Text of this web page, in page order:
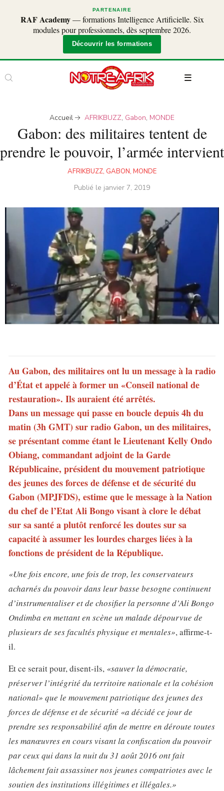
PARTENAIRE
RAF Academy— formations Intelligence Artificielle. Six
modules pour professionnels, dès septembre 2026.
Découvrir les formations
Accueil AFRIKBUZZ, Gabon, MONDE
Gabon: des militaires tentent de
prendre le pouvoir, l’armée intervient
AFRIKBUZZ, GABON, MONDE
Publié le janvier 7, 2019
Au Gabon, des militaires ont lu un message à la radio
d’État et appelé à former un «Conseil national de
restauration». Ils auraient été arrêtés.
Dans un message qui passe en boucle depuis 4h du
matin (3h GMT) sur radio Gabon, un des militaires,
se présentant comme étant le Lieutenant Kelly Ondo
Obiang, commandant adjoint de la Garde
Républicaine, président du mouvement patriotique
des jeunes des forces de défense et de sécurité du
Gabon (MPJFDS), estime que le message à la Nation
du chef de l’Etat Ali Bongo visant à clore le débat
sur sa santé a plutôt renforcé les doutes sur sa
capacité à assumer les lourdes charges liées à la
fonctions de président de la République.
«Une fois encore, une fois de trop, les conservateurs
acharnés du pouvoir dans leur basse besogne continuent
d’instrumentaliser et de chosifier la personne d’Ali Bongo
Ondimba en mettant en scène un malade dépourvue de
plusieurs de ses facultés physique et mentales», affirme-t-
il.
Et ce serait pour, disent-ils, «sauver la démocratie,
préserver l’intégrité du territoire nationale et la cohésion
national» que le mouvement patriotique des jeunes des
forces de défense et de sécurité «a décidé ce jour de
prendre ses responsabilité afin de mettre en déroute toutes
les manœuvres en cours visant la confiscation du pouvoir
par ceux qui dans la nuit du 31 août 2016 ont fait
lâchement fait assassiner nos jeunes compatriotes avec le
soutien des institutions illégitimes et illégales.»